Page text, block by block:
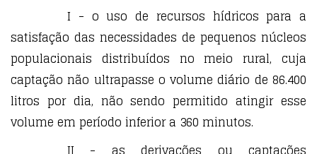
I - o uso de recursos hídricos para a
satisfação das necessidades de pequenos núcleos
populacionais distribuídos no meio rural, cuja
captação não ultrapasse o volume diário de 86.400
litros por dia, não sendo permitido atingir esse
volume em período inferior a 360 minutos.